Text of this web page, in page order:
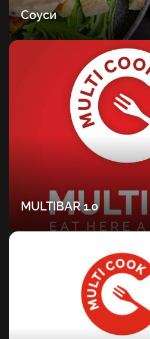
Соуси
MULTIBAR 1.0